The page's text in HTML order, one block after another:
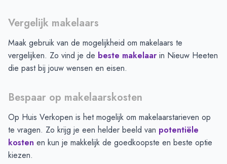
Vergelijk makelaars
Maak gebruik van de mogelijkheid om makelaars te
vergelijken. Zo vind je de beste makelaar in Nieuw Heeten
die past bij jouw wensen en eisen.
Bespaar op makelaarskosten
Op Huis Verkopen is het mogelijk om makelaarstarieven op
te vragen. Zo krijg je een helder beeld van potentiële
kosten en kun je makkelijk de goedkoopste en beste optie
kiezen.